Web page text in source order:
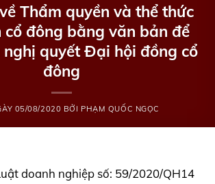
Thẩm quyền và thể thức
cổ đông bằng văn bản để
quyết Đại hội đồng cổ
đông
05/08/2020 BỞI PHẠM QUỐC NGỌC
doanh nghiệp số: 59/2020/QH14